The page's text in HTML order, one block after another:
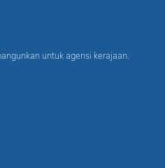
untuk agensi kerajaan.